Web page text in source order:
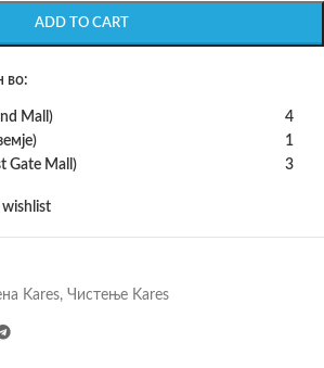
ADD TO CART
во:
Mall)
4
1
Gate Mall)
3
Kares, Чистење Kares